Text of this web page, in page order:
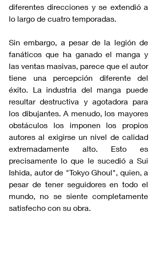
diferentes direcciones y se extendió a
lo largo de cuatro temporadas.
Sin embargo, a pesar de la legión de
fanáticos que ha ganado el manga y
las ventas masivas, parece que el autor
tiene una percepción diferente del
éxito. La industria del manga puede
resultar destructiva y agotadora para
los dibujantes. A menudo, los mayores
obstáculos los imponen los propios
autores al exigirse un nivel de calidad
extremadamente alto. Esto es
precisamente lo que le sucedió a Sui
Ishida, autor de "Tokyo Ghoul", quien, a
pesar de tener seguidores en todo el
mundo, no se siente completamente
satisfecho con su obra.